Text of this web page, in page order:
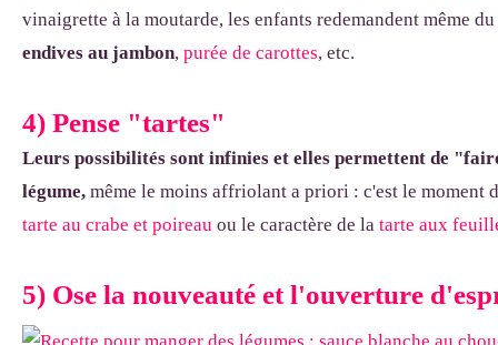
vinaigrette à la moutarde, les enfants redemandent même
endives au jambon, purée de carottes, etc.
4) Pense "tartes"
Leurs possibilités sont infinies et elles permettent de
légume, même le moins affriolant a priori : c'est le moment
tarte au crabe et poireau ou le caractère de la tarte aux
5) Ose la nouveauté et l'ouverture